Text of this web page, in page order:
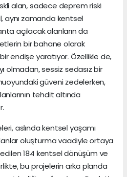
alan, sadece deprem riski
aynı zamanda kentsel
açılacak alanların da
bir bahane olarak
endişe yaratıyor. Özellikle de,
olmadan, sessiz sedasız bir
güveni zedelerken,
tehdit altında
aslında kentsel yaşamı
oluşturma vaadiyle ortaya
edilen 184 kentsel dönüşüm ve
bu projelerin arka planda